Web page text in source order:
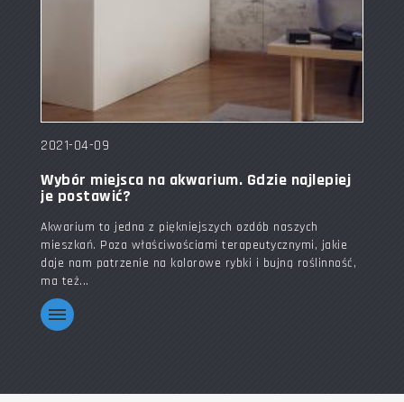
2021-04-09
Wybór miejsca na akwarium. Gdzie najlepiej
je postawić?
Akwarium to jedna z piękniejszych ozdób naszych
mieszkań. Poza właściwościami terapeutycznymi, jakie
daje nam patrzenie na kolorowe rybki i bujną roślinność,
ma też...